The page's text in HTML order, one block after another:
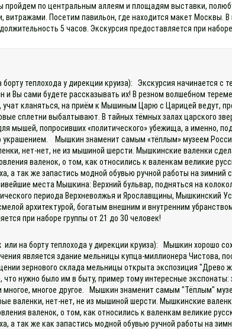
по центральным аллеям и площадям выставки,
Посетим павильон, где находится макет Москвы. В
5 часов. Экскурсия предоставляется при
теплохода у дирекции круиза): Экскурсия начинается с
и Вы сами будете рассказывать их! В резном волшебном
кланяться, на приём к Мышиным Царю с Царицей ведут,
сплетни выбалтывают. В тайных тёмных залах царского
мышей, попросивших «политического» убежища, а именно,
украшением. Мышкин знаменит самым «тёплым» музеем
нет-нет, не из мышиной шерсти. Мышкинские валенки
валенок, о том, как относились к валенкам великие
а так же запастись модной обувью ручной работы на зимний
места Мышкина: Верхний бульвар, подняться на
периода Верхневолжья и Ярославщины, Мышкинский
архитектурой, богатым внешним и внутренним
при наборе группы от 21 до 30 человек!
на борту теплохода у дирекции круиза): Мышкин хорошо
является здание мельницы купца-миллионера Чистова,
зернового склада мельницы открыта экспозиция "Древо
нужно было им в быту, пример тому интересные экспонаты:
многое, многое другое. Мышкин знаменит самым "Тёплым"
валенки, нет-нет, не из мышиной шерсти. Мышкинские
валенок, о том, как относились к валенкам великие
а так же как запастись модной обувью ручной работы на